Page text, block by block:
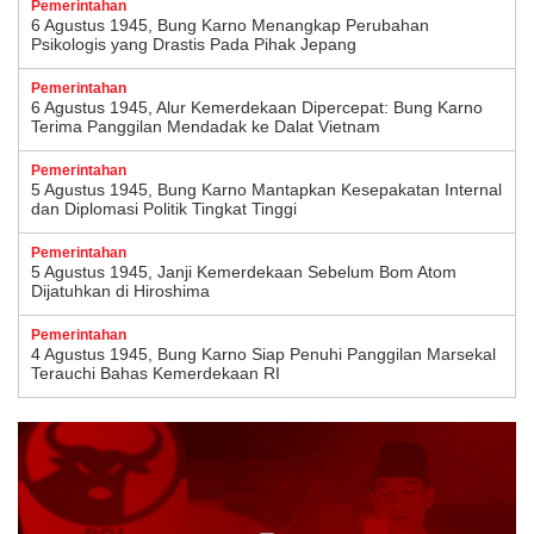
Pemerintahan
6 Agustus 1945, Bung Karno Menangkap Perubahan
Psikologis yang Drastis Pada Pihak Jepang
Pemerintahan
6 Agustus 1945, Alur Kemerdekaan Dipercepat: Bung Karno
Terima Panggilan Mendadak ke Dalat Vietnam
Pemerintahan
5 Agustus 1945, Bung Karno Mantapkan Kesepakatan Internal
dan Diplomasi Politik Tingkat Tinggi
Pemerintahan
5 Agustus 1945, Janji Kemerdekaan Sebelum Bom Atom
Dijatuhkan di Hiroshima
Pemerintahan
4 Agustus 1945, Bung Karno Siap Penuhi Panggilan Marsekal
Terauchi Bahas Kemerdekaan RI